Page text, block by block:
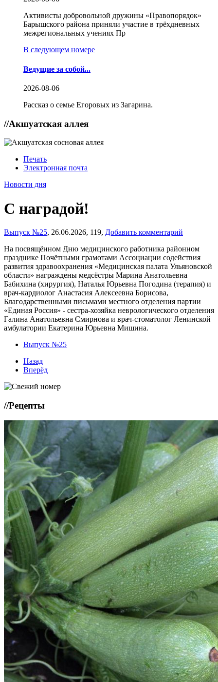
Активисты добровольной дружины «Правопорядок»
Барышского района приняли участие в трёхдневных
межрегиональных учениях Пр
В следующем номере
Ведущие за собой...
2026-08-06
Рассказ о семье Егоровых из Загарина.
//Акшуатская аллея
Печать
Электронная почта
Новости дня
С наградой!
Выпуск №25, 26.06.2026, 119, Добавить комментарий
На посвящённом Дню медицинского работника районном
празднике Почётными грамотами Ассоциации содействия
развития здравоохранения «Медицинская палата Ульяновской
области» награждены медсёстры Марина Анатольевна
Бабихина (хирургия), Наталья Юрьевна Погодина (терапия) и
врач-кардиолог Анастасия Алексеевна Борисова,
Благодарственными письмами местного отделения партии
«Единая Россия» - сестра-хозяйка неврологического отделения
Галина Анатольевна Смирнова и врач-стоматолог Ленинской
амбулатории Екатерина Юрьевна Мишина.
Выпуск №25
Назад
Вперёд
//Рецепты